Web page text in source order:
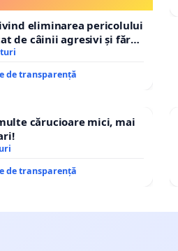
eliminarea pericolului
de câinii agresivi și fără
comuna Tunari
de transparență
cărucioare mici, mai
de transparență